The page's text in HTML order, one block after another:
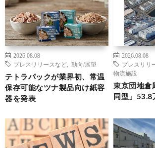
2026.08.08
プレスリリースなど
動向/展望
テトラパックが業界初、常温
保存可能なツナ製品向け紙容
器を発表
2026.08.08
プレスリリ
物流施設
東京団地倉
同型」53.8